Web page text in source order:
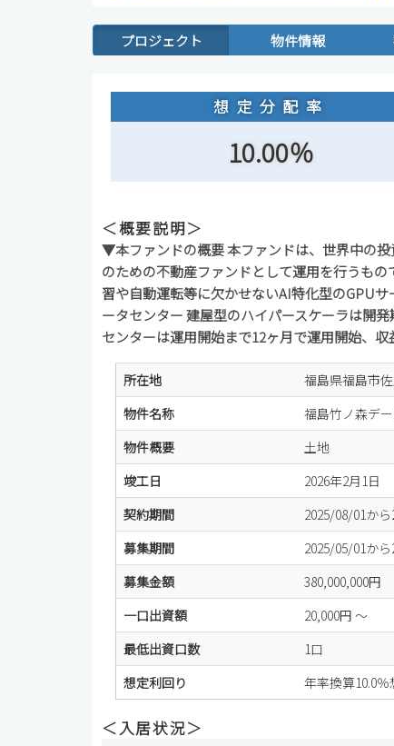
プロジェクト 物件情報
想定分配率
10.00％
＜概要説明＞
▼本ファンドの概要 本ファンドは、世界中の
のための不動産ファンドとして運用を行うも
習や自動運転等に欠かせないAI特化型のGPU
ータセンター 建屋型のハイパースケーラは開
センターは運用開始まで12ヶ月で運用開始、収
所在地
福島県福島市
物件名称
福島竹ノ森デ
物件概要
土地
竣工日
2026年2月1日
契約期間
2025/08/01か
募集期間
2025/05/01か
募集金額
380,000,000円
一口出資額
20,000円 ～
最低出資口数
1口
想定利回り
年率換算10.0％
＜入居状況＞